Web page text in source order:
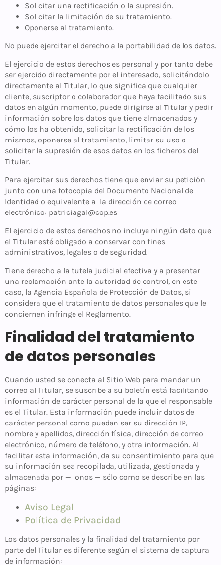
Solicitar una rectificación o la supresión.
Solicitar la limitación de su tratamiento.
Oponerse al tratamiento.
No puede ejercitar el derecho a la portabilidad de los datos.
El ejercicio de estos derechos es personal y por tanto debe
ser ejercido directamente por el interesado, solicitándolo
directamente al Titular, lo que significa que cualquier
cliente, suscriptor o colaborador que haya facilitado sus
datos en algún momento, puede dirigirse al Titular y pedir
información sobre los datos que tiene almacenados y
cómo los ha obtenido, solicitar la rectificación de los
mismos, oponerse al tratamiento, limitar su uso o
solicitar la supresión de esos datos en los ficheros del
Titular.
Para ejercitar sus derechos tiene que enviar su petición
junto con una fotocopia del Documento Nacional de
Identidad o equivalente a la dirección de correo
electrónico: patriciagal@cop.es
El ejercicio de estos derechos no incluye ningún dato que
el Titular esté obligado a conservar con fines
administrativos, legales o de seguridad.
Tiene derecho a la tutela judicial efectiva y a presentar
una reclamación ante la autoridad de control, en este
caso, la Agencia Española de Protección de Datos, si
considera que el tratamiento de datos personales que le
conciernen infringe el Reglamento.
Finalidad del tratamiento
de datos personales
Cuando usted se conecta al Sitio Web para mandar un
correo al Titular, se suscribe a su boletín está facilitando
información de carácter personal de la que el responsable
es el Titular. Esta información puede incluir datos de
carácter personal como pueden ser su dirección IP,
nombre y apellidos, dirección física, dirección de correo
electrónico, número de teléfono, y otra información. Al
facilitar esta información, da su consentimiento para que
su información sea recopilada, utilizada, gestionada y
almacenada por — Ionos — sólo como se describe en las
páginas:
Aviso Legal
Política de Privacidad
Los datos personales y la finalidad del tratamiento por
parte del Titular es diferente según el sistema de captura
de información: